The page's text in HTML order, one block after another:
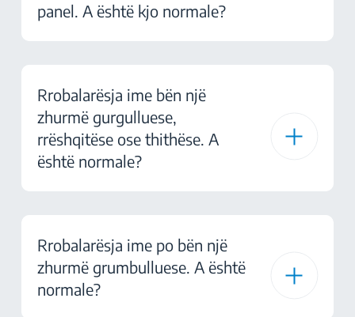
panel. A është kjo normale?
Rrobalarësja ime bën një
zhurmë gurgulluese,
rrëshqitëse ose thithëse. A
është normale?
Rrobalarësja ime po bën një
zhurmë grumbulluese. A është
normale?